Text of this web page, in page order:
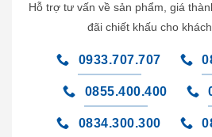
Hỗ trợ tư vấn về sản phẩm, giá
đãi chiết khấu cho
0933.707.707
0855.400.400
0834.300.300